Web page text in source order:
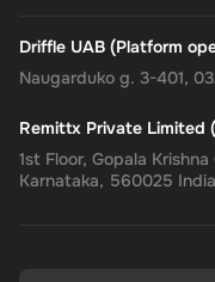
Driffle UAB (Platform
Naugarduko g. 3-401,
Remittx Private Limited
1st Floor, Gopala
Karnataka, 560025 India